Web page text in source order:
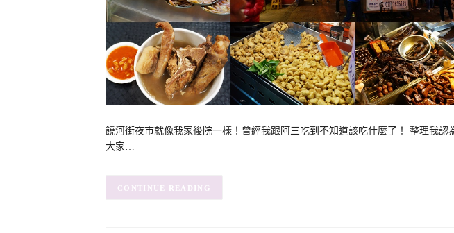
饒河街夜市就像我家後院一樣！曾經我跟阿三吃到不知道該吃什麼了！ 整理我認
大家…
CONTINUE READING